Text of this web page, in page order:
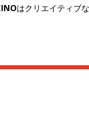
はクリエイティブ